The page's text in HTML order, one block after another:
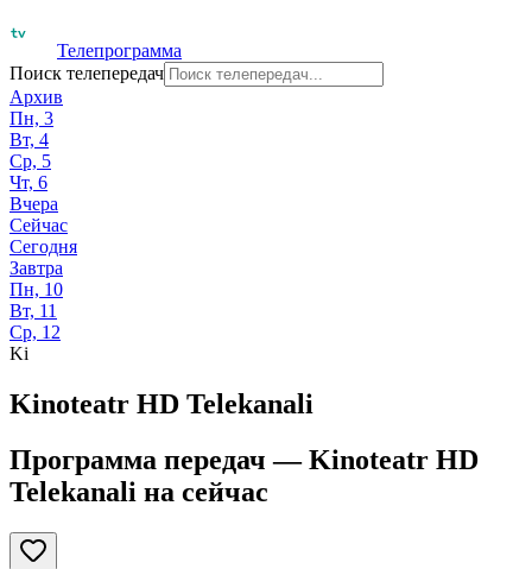
Телепрограмма
Поиск телепередач
Архив
Пн, 3
Вт, 4
Ср, 5
Чт, 6
Вчера
Сейчас
Сегодня
Завтра
Пн, 10
Вт, 11
Ср, 12
Ki
Kinoteatr HD Telekanali
Программа передач —Kinoteatr HD
Telekanali на сейчас